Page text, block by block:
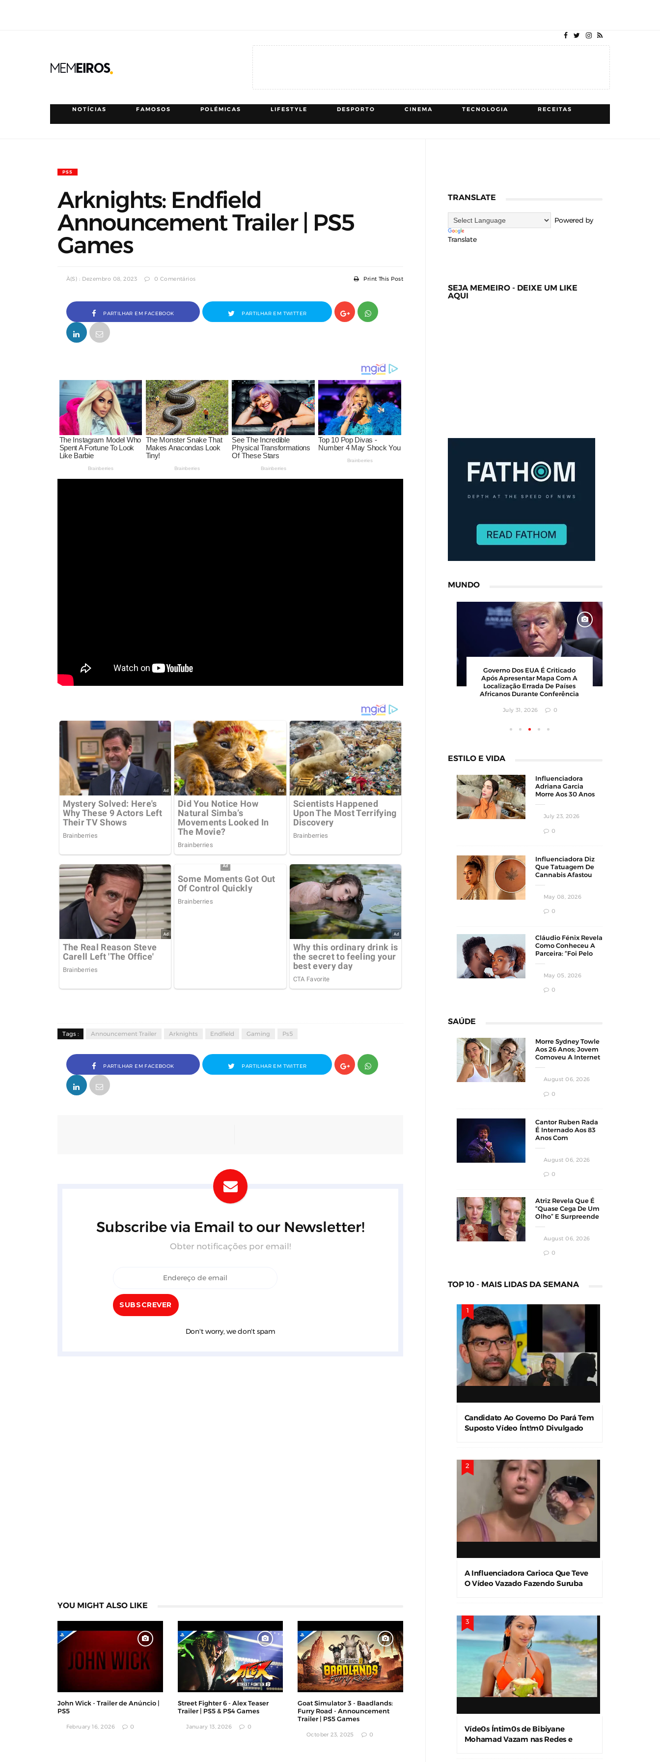
NOTÍCIAS FAMOSOS POLÉMICAS LIFESTYLE DESPORTO CINEMA TECNOLOGIA RECEITAS
PS5
Arknights: Endfield
Announcement Trailer | PS5
Games
À(s) : Dezembro 08, 2023 0 Comentários Print This Post
PARTILHAR EM FACEBOOK PARTILHAR EM TWITTER
Tags : Announcement Trailer Arknights Endfield Gaming Ps5
PARTILHAR EM FACEBOOK PARTILHAR EM TWITTER
Subscribe via Email to our Newsletter!
Obter notificações por email!
Don't worry, we don't spam
YOU MIGHT ALSO LIKE
John Wick - Trailer de Anúncio |
PS5
February 16, 2026 0
Street Fighter 6 - Alex Teaser
Trailer | PS5 & PS4 Games
January 13, 2026 0
Goat Simulator 3 - Baadlands:
Furry Road - Announcement
Trailer | PS5 Games
October 23, 2025 0
TRANSLATE
Powered by
Translate
SEJA MEMEIRO - DEIXE UM LIKE
AQUI
MUNDO
Governo Dos EUA É Criticado
Após Apresentar Mapa Com A
Localização Errada De Países
Africanos Durante Conferência
July 31, 2026 0
Inusitado E Faturamento
July 30, 2026
Karyna Shuliak Pode Herdar Até
Jeffrey Epstein, Apontam
Calor Extremo Na Coreia Do Sul
Faz 16 Mortes Com Temperaturas
Próximas Dos 42ºC
ESTILO E VIDA
Influenciadora
Adriana Garcia
Morre Aos 30 Anos
Estético
July 23, 2026
0
Influenciadora Diz
Que Tatuagem De
Cannabis Afastou
May 08, 2026
0
Cláudio Fénix Revela
Como Conheceu A
Parceira: “Foi Pelo
May 05, 2026
0
SAÚDE
Morre Sydney Towle
Aos 26 Anos; Jovem
Comoveu A Internet
Câncer
August 06, 2026
0
Cantor Ruben Rada
É Internado Aos 83
Anos Com
August 06, 2026
0
Atriz Revela Que É
“Quase Cega De Um
Olho” E Surpreende
August 06, 2026
0
TOP 10 - MAIS LIDAS DA SEMANA
Candidato Ao Governo Do Pará Tem
Suposto Vídeo Ínt!m0 Divulgado
A Influenciadora Carioca Que Teve
O Vídeo Vazado Fazendo Suruba
Víde0s Íntim0s de Bibiyane
Mohamad Vazam nas Redes e